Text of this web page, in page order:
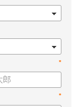
さい。
*
*